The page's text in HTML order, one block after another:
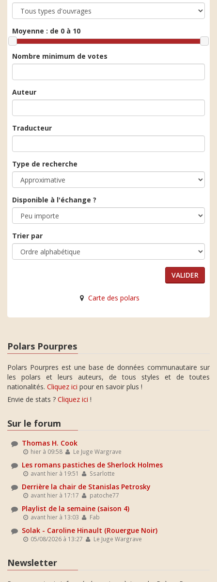
Moyenne : de 0 à 10
Nombre minimum de votes
Auteur
Traducteur
Type de recherche
Disponible à l'échange ?
Trier par
Carte des polars
Polars Pourpres
Polars Pourpres est une base de données communautaire sur
les polars et leurs auteurs, de tous styles et de toutes
nationalités. Cliquez ici pour en savoir plus !
Envie de stats ? Cliquez ici !
Sur le forum
Thomas H. Cook
hier à 09:58 Le Juge Wargrave
Les romans pastiches de Sherlock Holmes
avant hier à 19:51 Ssarlotte
Derrière la chair de Stanislas Petrosky
avant hier à 17:17 patoche77
Playlist de la semaine (saison 4)
avant hier à 13:03 Fab
Solak - Caroline Hinault (Rouergue Noir)
05/08/2026 à 13:27 Le Juge Wargrave
Newsletter